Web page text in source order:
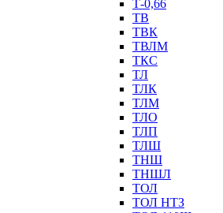
Т-0,66
ТВ
ТВК
ТВЛМ
ТКС
ТЛ
ТЛК
ТЛМ
ТЛО
ТЛП
ТЛШ
ТНШ
ТНШЛ
ТОЛ
ТОЛ НТЗ